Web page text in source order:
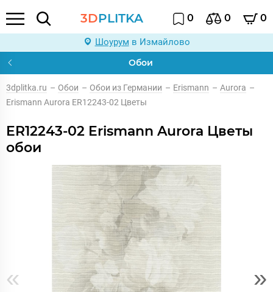
3DPLITKA 0 0 0
Шоурум в Измайлово
Обои
3dplitka.ru – Обои – Обои из Германии – Erismann – Aurora –
Erismann Aurora ER12243-02 Цветы
ER12243-02 Erismann Aurora Цветы
обои
« »